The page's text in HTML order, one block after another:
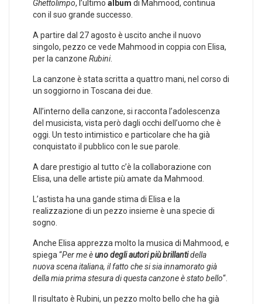
Ghettolimpo, l’ultimo album di Mahmood, continua
con il suo grande successo.
A partire dal 27 agosto è uscito anche il nuovo
singolo, pezzo ce vede Mahmood in coppia con Elisa,
per la canzone Rubini.
La canzone è stata scritta a quattro mani, nel corso di
un soggiorno in Toscana dei due.
All’interno della canzone, si racconta l’adolescenza
del musicista, vista però dagli occhi dell’uomo che è
oggi. Un testo intimistico e particolare che ha già
conquistato il pubblico con le sue parole.
A dare prestigio al tutto c’è la collaborazione con
Elisa, una delle artiste più amate da Mahmood.
L’astista ha una gande stima di Elisa e la
realizzazione di un pezzo insieme è una specie di
sogno.
Anche Elisa apprezza molto la musica di Mahmood, e
spiega “Per me èuno degli autori più brillantidella
nuova scena italiana, il fatto che si sia innamorato già
della mia prima stesura di questa canzone è stato bello“.
Il risultato è Rubini, un pezzo molto bello che ha già